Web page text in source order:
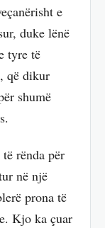
e
duke lënë
tyre të
që dikur
shumë
rënda për
në një
prona të
Kjo ka çuar